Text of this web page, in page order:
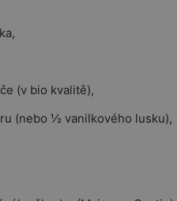
(v bio kvalitě),
(nebo ½ vanilkového lusku),